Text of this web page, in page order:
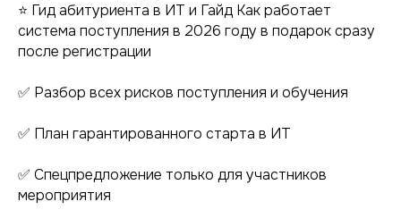
⭐ Гид абитуриента в ИТ и Гайд Как работает
система поступления в 2026 году в подарок сразу
после регистрации
✅ Разбор всех рисков поступления и обучения
✅ План гарантированного старта в ИТ
✅ Спецпредложение только для участников
мероприятия